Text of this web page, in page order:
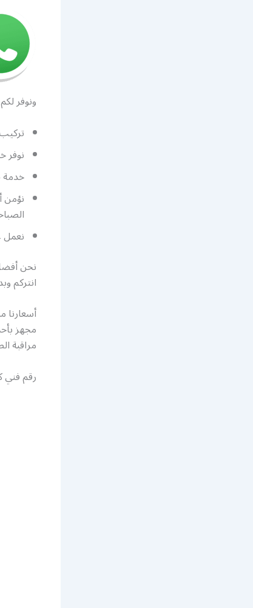
ونوفر
نوفر
خدمة
نؤمن
نعمل
نحن
انتركم
أسعارنا
مراقبة
رقم فني